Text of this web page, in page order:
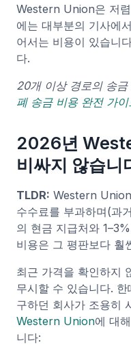
Western Union은 저
에는 대부분의 기사에
어서는 비용이 있습니
다.
20개 이상 경로의 송
폐 송금 비용 완전 가이
2026년
비싸지 않습니
TLDR: Western
수수료를 부과하며(과
의 현금 지급처와
비용은 그 평판보다 훨
최근 가격을 확인하지
무시할 수 있습니다.
구하던 회사가 조용히
Western Union에 대
니다: